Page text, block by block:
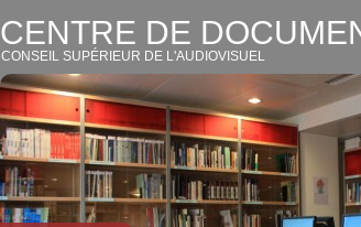
CENTRE DE
CONSEIL SUPÉRIEUR DE L'AUDIOVISUEL